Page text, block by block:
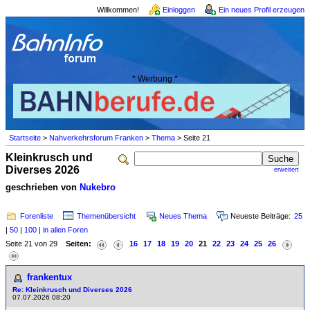
Willkommen! Einloggen Ein neues Profil erzeugen
* Werbung *
Startseite > Nahverkehrsforum Franken > Thema > Seite 21
erweitert
Kleinkrusch und
Diverses 2026
geschrieben von Nukebro
Forenliste Themenübersicht Neues Thema Neueste Beiträge: 25
| 50 | 100 | in allen Foren
Seite 21 von 29 Seiten: 16 17 18 19 20 21 22 23 24 25 26
frankentux
Re: Kleinkrusch und Diverses 2026
07.07.2026 08:20